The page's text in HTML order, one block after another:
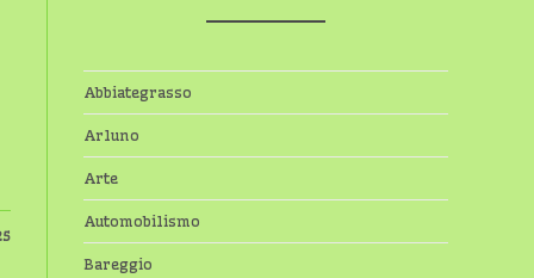
Abbiategrasso
Arluno
Arte
Automobilismo
Bareggio